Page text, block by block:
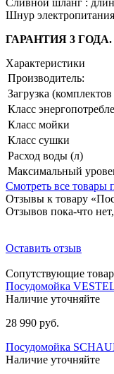
Шнур
ГАРАНТИЯ 3 ГОДА.
Характеристики
Производитель:
Загрузка
Класс
Класс мойки
Класс сушки
Расход воды (л)
Максимальный
Смотреть все товары
Отзывы к товару
Отзывов пока-что
Оставить отзыв
Сопутствующие
Посудомойка
Наличие уточняйте
28 990 руб.
Посудомойка
Наличие уточняйте